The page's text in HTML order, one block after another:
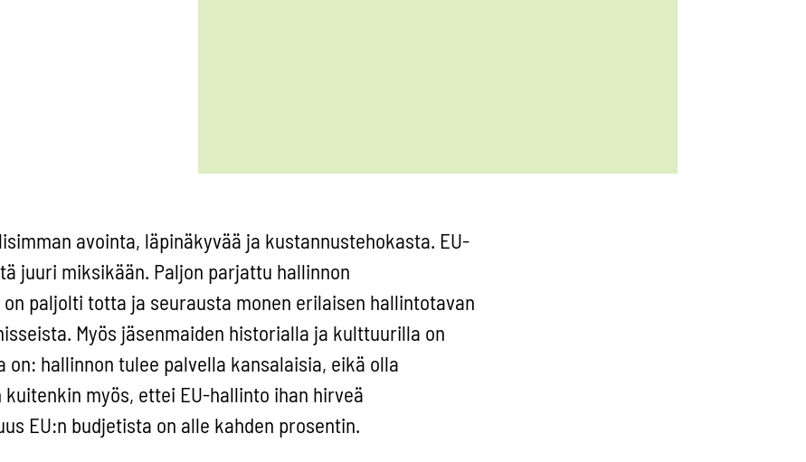
avointa, läpinäkyvää ja kustannustehokasta. EU-
juuri miksikään. Paljon parjattu hallinnon
paljolti totta ja seurausta monen erilaisen hallintotavan
Myös jäsenmaiden historialla ja kulttuurilla on
on: hallinnon tulee palvella kansalaisia, eikä olla
myös, ettei EU-hallinto ihan hirveä
EU:n budjetista on alle kahden prosentin.